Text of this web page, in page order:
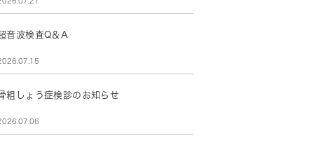
音波検査Q＆A
粗しょう症検診のお知らせ